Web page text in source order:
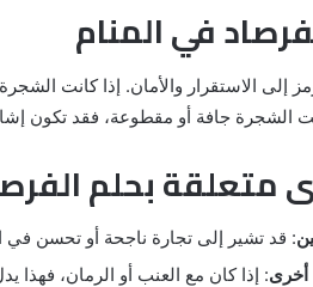
في المنام
إلى الاستقرار والأمان. إذا كانت
الشجرة جافة أو مقطوعة، فقد تكون
متعلقة بحلم
: قد تشير إلى تجارة ناجحة أو تحسن في
أخرى: إذا كان مع العنب أو الرمان، فهذا